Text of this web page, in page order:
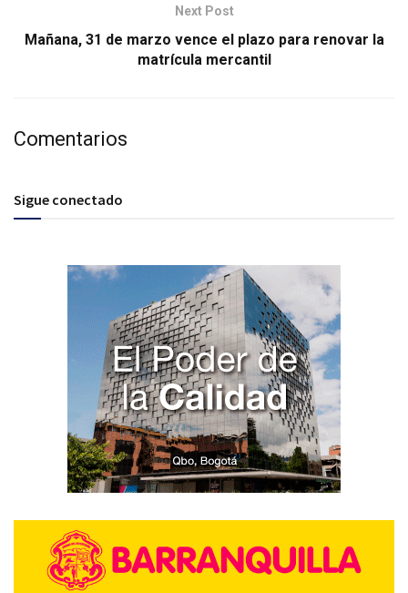
Next Post
Mañana, 31 de marzo vence el plazo para renovar la
matrícula mercantil
Comentarios
Sigue conectado